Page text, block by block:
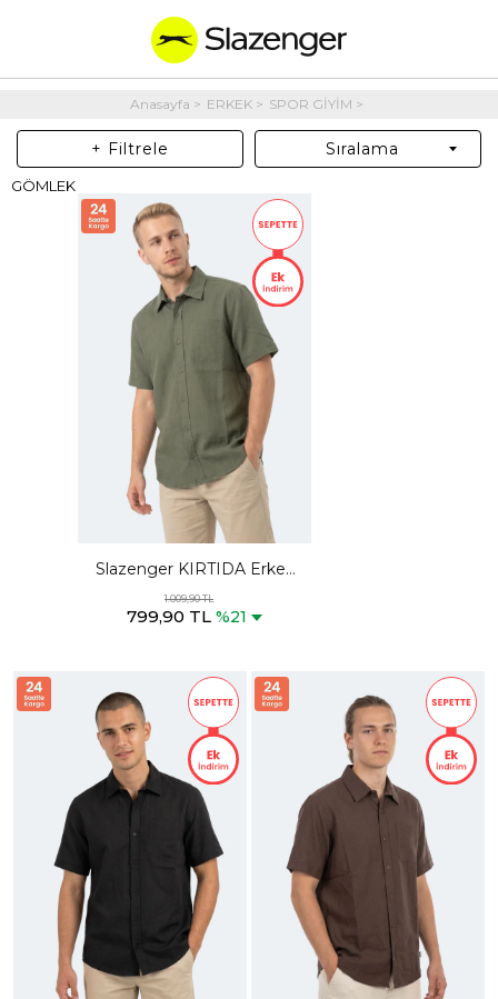
Anasayfa ERKEK SPOR GİYİM
+ Filtrele Sıralama
GÖMLEK
Slazenger KIRTIDA Erkek
Haki Gömlek
1.009,90 TL
799,90 TL %21